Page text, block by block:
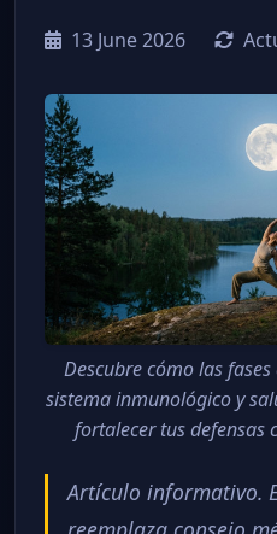
13 June 2026
Descubre cómo las
sistema inmunológico y
fortalecer tus defensas
Artículo informativo.